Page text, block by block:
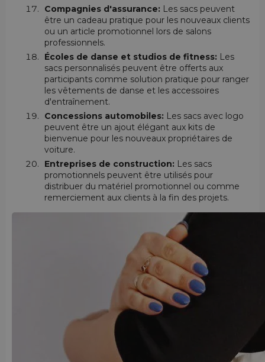
Compagnies d'assurance: Les sacs peuvent
être un cadeau pratique pour les nouveaux clients
ou un article promotionnel lors de salons
professionnels.
Écoles de danse et studios de fitness: Les
sacs personnalisés peuvent être offerts aux
participants comme solution pratique pour ranger
les vêtements de danse et les accessoires
d'entraînement.
Concessions automobiles: Les sacs avec logo
peuvent être un ajout élégant aux kits de
bienvenue pour les nouveaux propriétaires de
voiture.
Entreprises de construction: Les sacs
promotionnels peuvent être utilisés pour
distribuer du matériel promotionnel ou comme
remerciement aux clients à la fin des projets.